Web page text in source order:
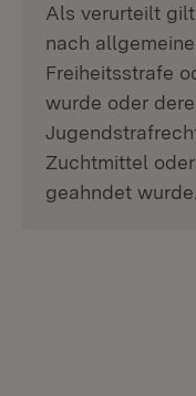
Als verurteilt
nach
Freiheitsstrafe
wurde oder
Zuchtmittel
geahndet wurde.